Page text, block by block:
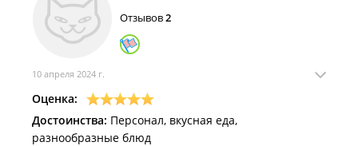
Отзывов2
10 апреля 2024 г.
Оценка:
Достоинства: Персонал, вкусная еда,
разнообразные блюд